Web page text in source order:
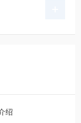
绍